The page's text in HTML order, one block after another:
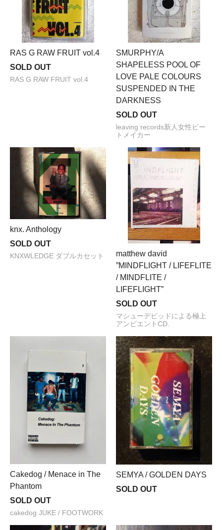
RAS G RAW FRUIT vol.4
SOLD OUT
RAS G RAW FRUIT vol.4
SMURPHY/A
SHAPELESS POOL OF
LOVE PALE COLOURS
SUSPENDED IN THE
DARKNESS
SOLD OUT
leaving records新人女性ビー
トメイカー
knx. Anthology
SOLD OUT
KNXWLEDGE ダブルカセット
matthew david
”MINDFLIGHT / LIFEFLITE
/ MINDFLITE /
LIFEFLIGHT”
SOLD OUT
マシューデビッドによる極上
アンビエントCD.
Cakedog / Menace in The
Phantom
SOLD OUT
cakedog JUKE / FOOTWORK
SEMYA / GOLDEN DAYS
SOLD OUT